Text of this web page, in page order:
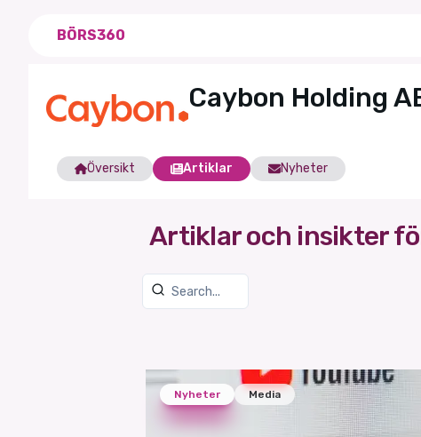
BÖRS360
Caybon Holding
Översikt Artiklar Nyheter
Artiklar och insikter
Nyheter Media